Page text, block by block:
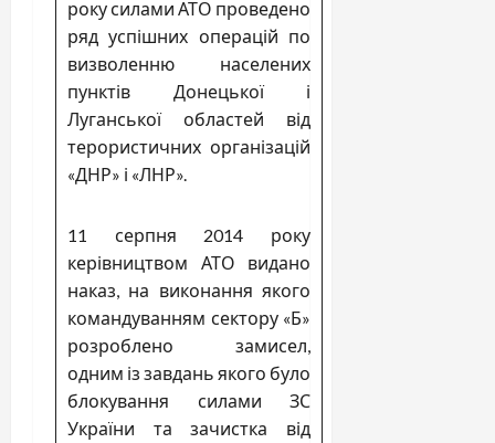
року силами АТО проведено
ряд успішних операцій по
визволенню населених
пунктів Донецької і
Луганської областей від
терористичних організацій
«ДНР» і «ЛНР».
11 серпня 2014 року
керівництвом АТО видано
наказ, на виконання якого
командуванням сектору «Б»
розроблено замисел,
одним із завдань якого було
блокування силами ЗС
України та зачистка від